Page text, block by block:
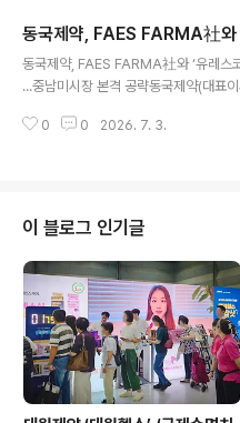
가는 가운데, 불필요한 시장의 우려를
략적 선택으로 풀이된다. 임 대표는 이
며 “아버님(한미그룹 창업주 임성기 선
동국제약, FAES FARMA社와
동국제약, FAES FARMA社와 ‘유레스
...중남미시장 본격 공략동국제약(대표
ply Agreement)을 체결했다. 이달 1일
는 계약금(Upfront Payment)과 함께
및 판매 마일스톤이 포함되어 있으며, 제..
0 0 2026. 7. 3.
이 블로그 인기글